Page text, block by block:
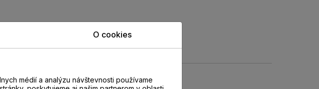
O cookies
médií a analýzu návštevnosti používame